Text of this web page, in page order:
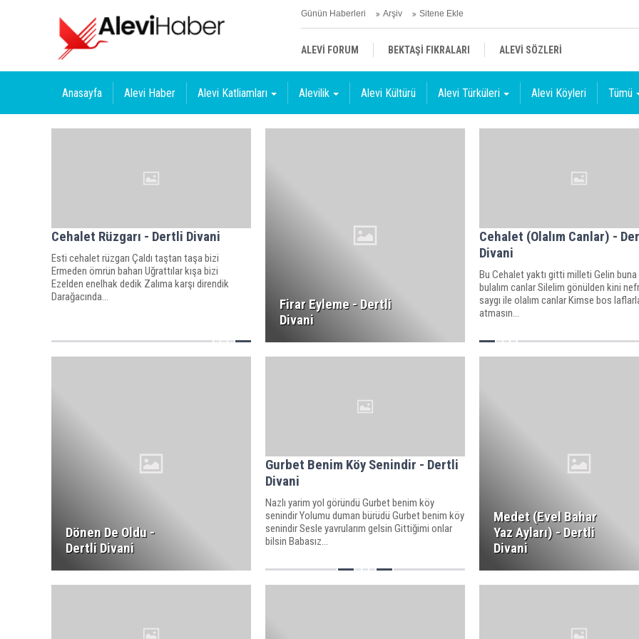
Günün Haberleri Arşiv Sitene Ekle
ALEVİ FORUM BEKTAŞİ FIKRALARI ALEVİ SÖZLERİ
Anasayfa Alevi Haber Alevi Katliamları Alevilik Alevi Kültürü Alevi Türküleri Alevi Köyleri Tümü
Cehalet Rüzgarı - Dertli Divani
Esti cehalet rüzgarı Çaldı taştan taşa bizi
Ermeden ömrün baharı Uğrattılar kışa bizi
Ezelden enelhak dedik Zalıma karşı direndik
Darağacında...
Firar Eyleme - Dertli
Divani
Cehalet (Olalım Canlar) -
Divani
Bu Cehalet yaktı gitti milleti Gelin buna
bulalım canlar Silelim gönülden kini
saygı ile olalım canlar Kimse bos
atmasın...
Dönen De Oldu -
Dertli Divani
Gurbet Benim Köy Senindir - Dertli
Divani
Nazlı yarim yol göründü Gurbet benim köy
senindir Yolumu duman bürüdü Gurbet benim köy
senindir Sesle yavrularım gelsin Gittiğimi onlar
bilsin Babasız...
Medet (Evel Bahar
Yaz Ayları) - Dertli
Divani